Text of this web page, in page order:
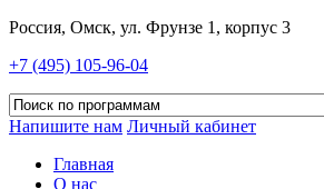
Россия, Омск, ул. Фрунзе 1, корпус 3
+7 (495) 105-96-04
Напишите нам Личный кабинет
Главная
О нас